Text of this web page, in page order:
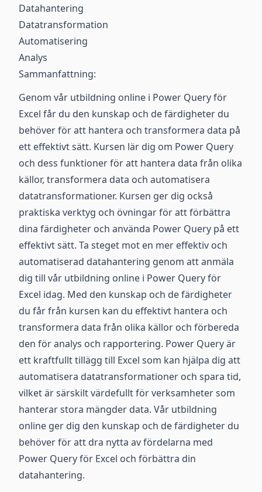
Datahantering
Datatransformation
Automatisering
Analys
Sammanfattning:
Genom vår utbildning online i Power Query för
Excel får du den kunskap och de färdigheter du
behöver för att hantera och transformera data på
ett effektivt sätt. Kursen lär dig om Power Query
och dess funktioner för att hantera data från olika
källor, transformera data och automatisera
datatransformationer. Kursen ger dig också
praktiska verktyg och övningar för att förbättra
dina färdigheter och använda Power Query på ett
effektivt sätt. Ta steget mot en mer effektiv och
automatiserad datahantering genom att anmäla
dig till vår utbildning online i Power Query för
Excel idag. Med den kunskap och de färdigheter
du får från kursen kan du effektivt hantera och
transformera data från olika källor och förbereda
den för analys och rapportering. Power Query är
ett kraftfullt tillägg till Excel som kan hjälpa dig att
automatisera datatransformationer och spara tid,
vilket är särskilt värdefullt för verksamheter som
hanterar stora mängder data. Vår utbildning
online ger dig den kunskap och de färdigheter du
behöver för att dra nytta av fördelarna med
Power Query för Excel och förbättra din
datahantering.